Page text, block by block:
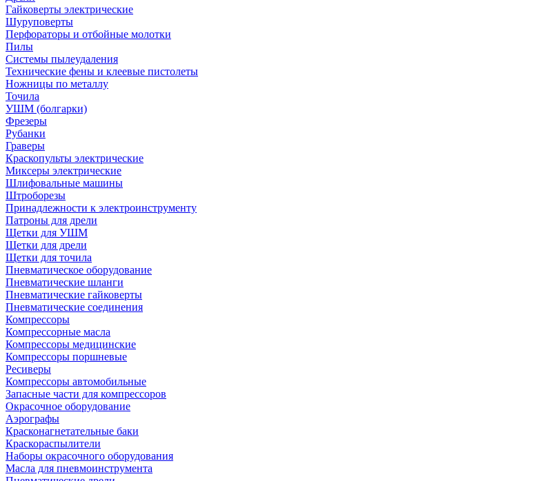
Гайковерты электрические
Шуруповерты
Перфораторы и отбойные молотки
Пилы
Системы пылеудаления
Технические фены и клеевые пистолеты
Ножницы по металлу
Точила
УШМ (болгарки)
Фрезеры
Рубанки
Граверы
Краскопульты электрические
Миксеры электрические
Шлифовальные машины
Штроборезы
Принадлежности к электроинструменту
Патроны для дрели
Щетки для УШМ
Щетки для дрели
Щетки для точила
Пневматическое оборудование
Пневматические шланги
Пневматические гайковерты
Пневматические соединения
Компрессоры
Компрессорные масла
Компрессоры медицинские
Компрессоры поршневые
Ресиверы
Компрессоры автомобильные
Запасные части для компрессоров
Окрасочное оборудование
Аэрографы
Красконагнетательные баки
Краскораспылители
Наборы окрасочного оборудования
Масла для пневмоинструмента